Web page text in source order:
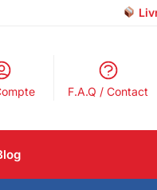
F.A.Q / Contact